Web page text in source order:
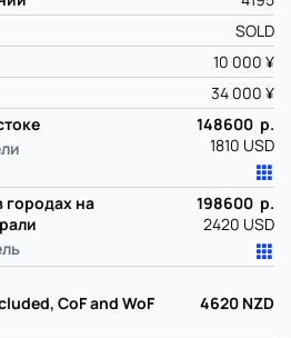
SOLD
10 000 ¥
34 000 ¥
148600 р.
1810 USD
городах на
198600 р.
2420 USD
CoF and WoF
4620 NZD